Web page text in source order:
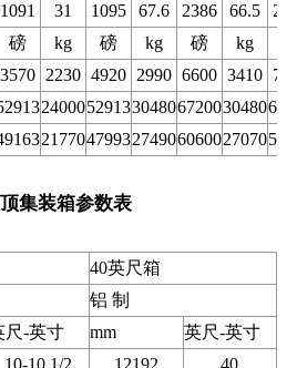
1091 31 1095 67.6 2386 66.5
磅 kg 磅 kg 磅 kg
3570 2230 4920 2990 6600 3410
2400052913304806720030480
2177047993274906060027070
集装箱参数表
40英尺箱
铝 制
尺-英寸 mm 英尺-英寸
10-10 1/2 12192
40